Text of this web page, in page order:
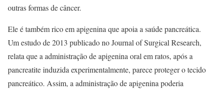
outras formas de câncer.
Ele é também rico em apigenina que apoia a saúde pancreática.
Um estudo de 2013 publicado no Journal of Surgical Research,
relata que a administração de apigenina oral em ratos, após a
pancreatite induzida experimentalmente, parece proteger o tecido
pancreático. Assim, a administração de apigenina poderia